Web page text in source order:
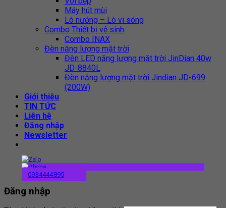
Máy hút mùi
Lò nướng – Lò vi sóng
Combo Thiết bị vệ sinh
Combo INAX
Đèn năng lượng mặt trời
Đèn LED năng lượng mặt trời JinDian 40w
JD-8840L
Đèn năng lượng mặt trời Jindian JD-699
(200W)
Giới thiệu
TIN TỨC
Liên hệ
Đăng nhập
Newsletter
0934444895
Đăng nhập